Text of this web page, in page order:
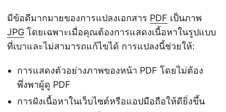
n
มีข้อดีมากมายของการแปลงเอกสาร PDF เป็นภาพ
JPG โดยเฉพาะเมื่อคุณต้องการแสดงเนื้อหาในรูปแบบ
ที่เบาและไม่สามารถแก้ไขได้ การแปลงนี้ช่วยให้:
การแสดงตัวอย่างภาพของหน้า PDF โดยไม่ต้อง
พึ่งพาผู้ดู PDF
การฝังเนื้อหาในเว็บไซต์หรือแอปมือถือให้ดียิ่งขึ้น